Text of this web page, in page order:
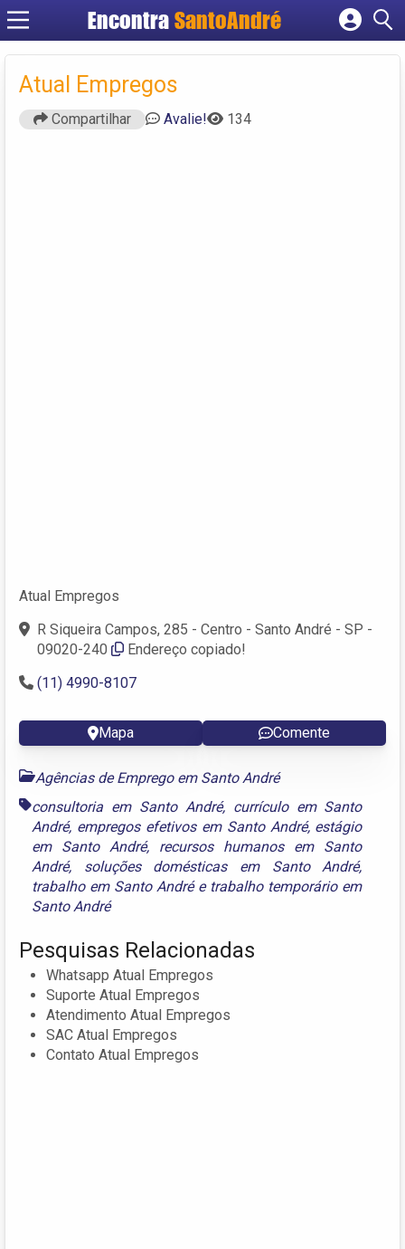
Encontra SantoAndré
Cadastrar empresa
Atual Empregos
Compartilhar Avalie! 134
Atual Empregos
R Siqueira Campos, 285 - Centro - Santo André - SP -
09020-240
Endereço copiado!
(11) 4990-8107
Mapa Comente
Agências de Emprego em Santo André
consultoria em Santo André, currículo em Santo
André, empregos efetivos em Santo André, estágio
em Santo André, recursos humanos em Santo
André, soluções domésticas em Santo André,
trabalho em Santo Andrée trabalho temporário em
Santo André
Pesquisas Relacionadas
Whatsapp Atual Empregos
Suporte Atual Empregos
Atendimento Atual Empregos
SAC Atual Empregos
Contato Atual Empregos